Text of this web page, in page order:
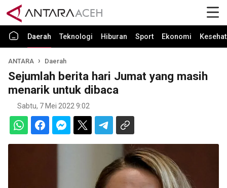
Daerah Teknologi Hiburan Sport Ekonomi
ANTARA Daerah
Sejumlah berita hari Jumat yang masih
menarik untuk dibaca
Sabtu, 7 Mei 2022 9:02